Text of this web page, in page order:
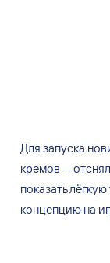
Для запуска
кремов —
показать
концепцию на